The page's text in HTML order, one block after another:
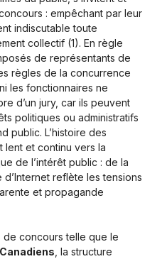
: empêchant par leur
indiscutable toute
collectif (1). En règle
de représentants de
règles de la concurrence
les fonctionnaires ne
d’un jury, car ils peuvent
politiques ou administratifs
public. L’histoire des
lent et continu vers la
de l’intérêt public : de la
d’Internet reflète les tensions
et propagande
concours telle que le
, la structure